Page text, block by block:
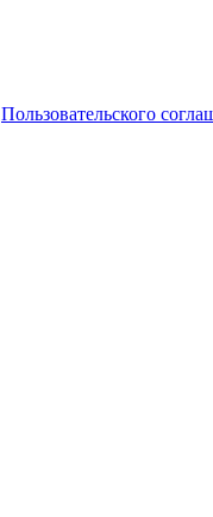
Пользовательского